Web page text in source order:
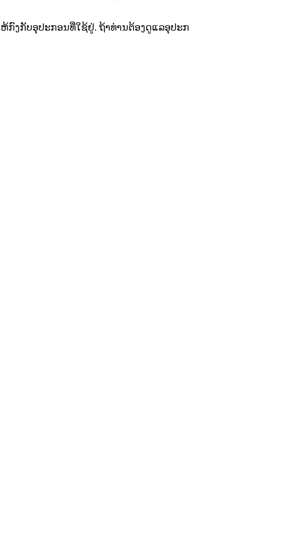
ກົງກັບອຸປະກອນທີ່ໃຊ້ຢູ່. ຖ້າທ່ານຕ້ອງດູແລອຸປະກ